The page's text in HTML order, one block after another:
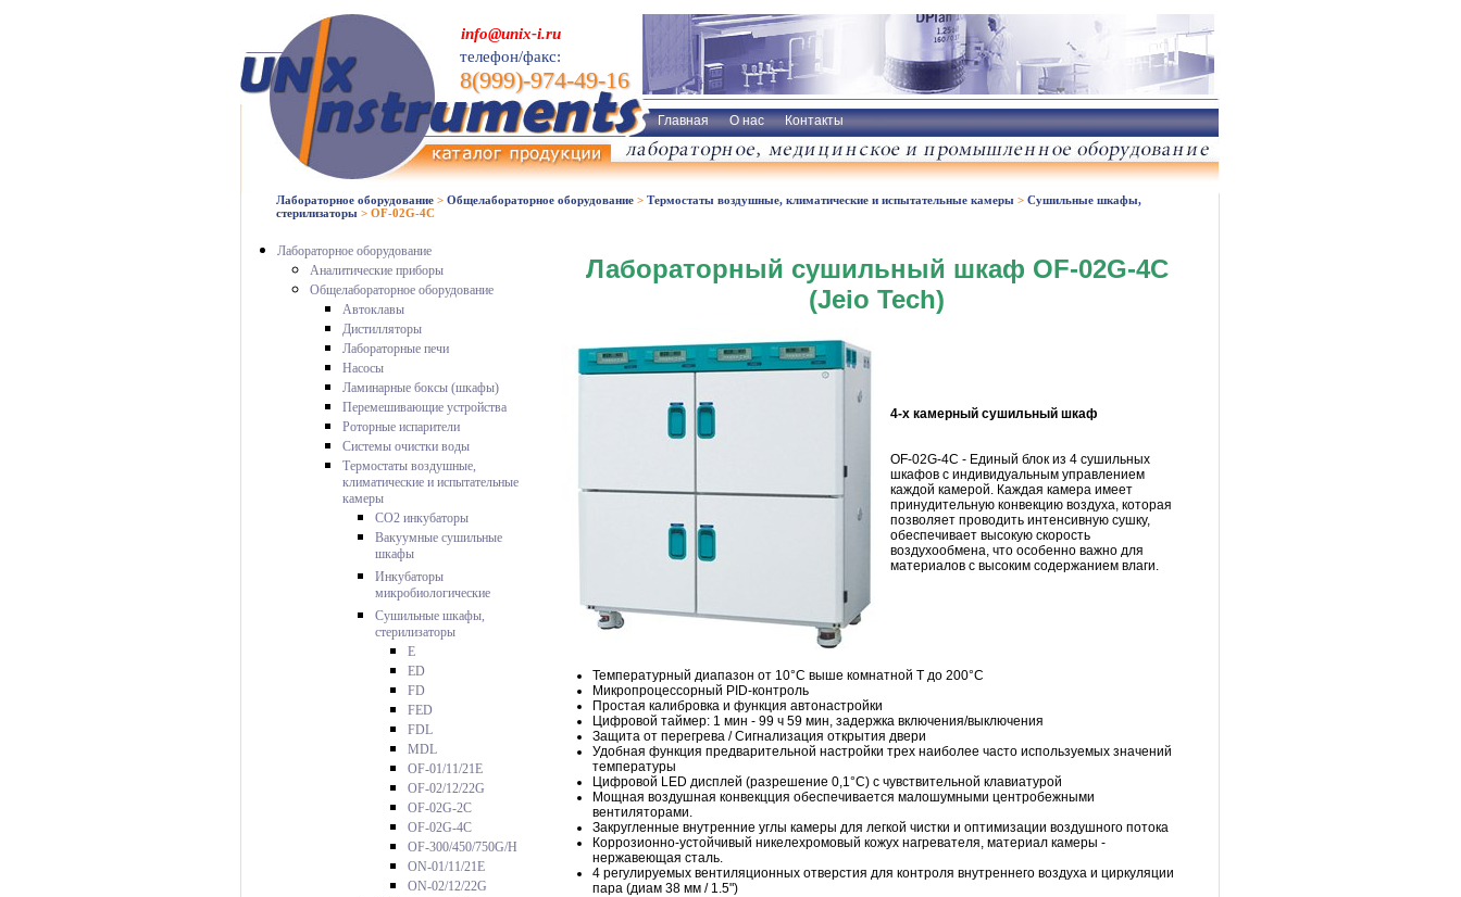
info@unix-i.ru
телефон/факс:
8(999)-974-49-16
Главная О нас Контакты
Лабораторное оборудование > Общелабораторное оборудование > Термостаты воздушные, климатические и испытательные камеры > Сушильные шкафы,
стерилизаторы > OF-02G-4C
Лабораторное оборудование
Аналитические приборы
Общелабораторное оборудование
Автоклавы
Дистилляторы
Лабораторные печи
Насосы
Ламинарные боксы (шкафы)
Перемешивающие устройства
Роторные испарители
Системы очистки воды
Термостаты воздушные,
климатические и испытательные
камеры
CO2 инкубаторы
Вакуумные сушильные
шкафы
Инкубаторы
микробиологические
Сушильные шкафы,
стерилизаторы
E
ED
FD
FED
FDL
MDL
OF-01/11/21E
OF-02/12/22G
OF-02G-2C
OF-02G-4C
OF-300/450/750G/H
ON-01/11/21E
ON-02/12/22G
Лабораторный сушильный шкаф OF-02G-4C
(Jeio Tech)
4-х камерный сушильный шкаф
OF-02G-4C - Единый блок из 4 сушильных
шкафов с индивидуальным управлением
каждой камерой. Каждая камера имеет
принудительную конвекцию воздуха, которая
позволяет проводить интенсивную сушку,
обеспечивает высокую скорость
воздухообмена, что особенно важно для
материалов с высоким содержанием влаги.
Температурный диапазон от 10°С выше комнатной Т до 200°С
Микропроцессорный PID-контроль
Простая калибровка и функция автонастройки
Цифровой таймер: 1 мин - 99 ч 59 мин, задержка включения/выключения
Защита от перегрева / Сигнализация открытия двери
Удобная функция предварительной настройки трех наиболее часто используемых значений
температуры
Цифровой LED дисплей (разрешение 0,1°С) с чувствительной клавиатурой
Мощная воздушная конвекцция обеспечивается малошумными центробежными
вентиляторами.
Закругленные внутренние углы камеры для легкой чистки и оптимизации воздушного потока
Коррозионно-устойчивый никелехромовый кожух нагревателя, материал камеры -
нержавеющая сталь.
4 регулируемых вентиляционных отверстия для контроля внутреннего воздуха и циркуляции
пара (диам 38 мм / 1.5")